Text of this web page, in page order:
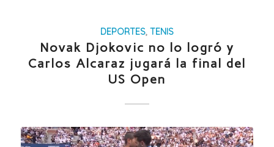
DEPORTES, TENIS
Novak Djokovic no lo logró y
Carlos Alcaraz jugará la final del
US Open